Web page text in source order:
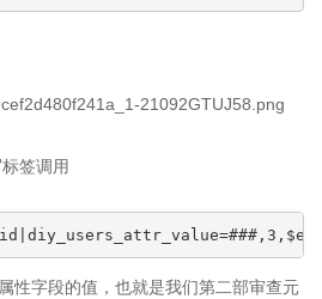
签调用
性字段的值，也就是我们第二部审查元